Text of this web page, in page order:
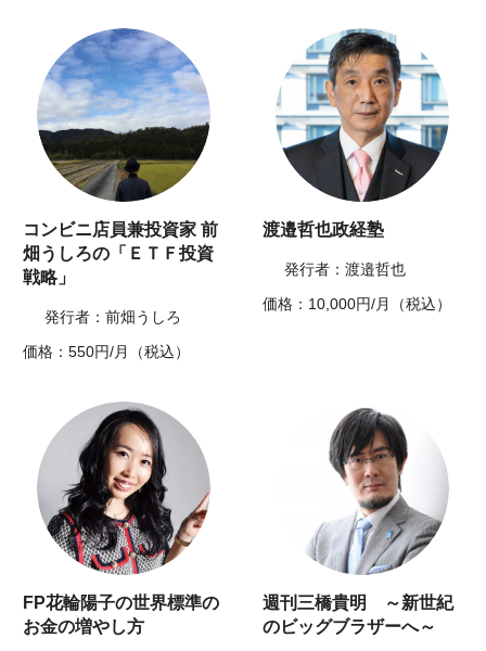
コンビニ店員兼投資家 前
畑うしろの「ＥＴＦ投資
戦略」
発行者：前畑うしろ
価格：550円/月（税込）
渡邉哲也政経塾
発行者：渡邉哲也
価格：10,000円/月（税込）
FP花輪陽子の世界標準の
お金の増やし方
週刊三橋貴明 ～新世紀
のビッグブラザーへ～